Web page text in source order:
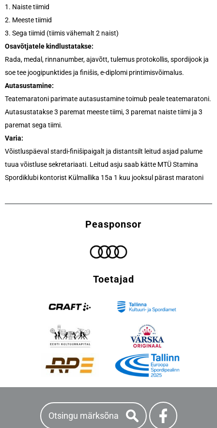
1. Naiste tiimid
2. Meeste tiimid
3. Sega tiimid (tiimis vähemalt 2 naist)
Osavõtjatele kindlustatakse:
Rada, medal, rinnanumber, ajavõtt, tulemus protokollis, spordijook ja
soe tee joogipunktides ja finišis, e-diplomi printimisvõimalus.
Autasustamine:
Teatemaratoni parimate autasustamine toimub peale teatemaratoni.
Autasustatakse 3 paremat meeste tiimi, 3 paremat naiste tiimi ja 3
paremat sega tiimi.
Varia:
Võistluspäeval stardi-finišipaigalt ja distantsilt leitud asjad palume
tuua võistluse sekretariaati. Leitud asju saab kätte MTÜ Stamina
Spordiklubi kontorist Külmallika 15a 1 kuu jooksul pärast maratoni
Peasponsor
Toetajad